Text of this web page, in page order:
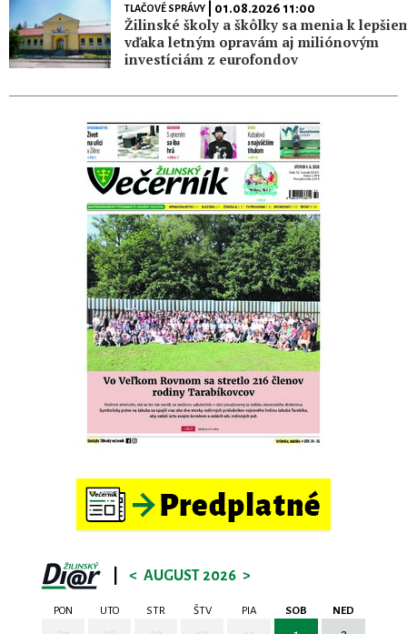
TLAČOVÉ SPRÁVY| 01.08.2026 11:00
Žilinské školy a škôlky sa menia k
vďaka letným opravám aj miliónovým
investíciám z eurofondov
< AUGUST 2026 >
PON UTO STR ŠTV PIA SOB NED